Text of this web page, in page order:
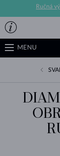
Ručná
MENU